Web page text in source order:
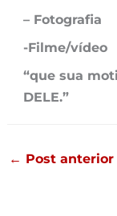
– Fotografia
-Filme/vídeo
“que sua
DELE.”
← Post anterior